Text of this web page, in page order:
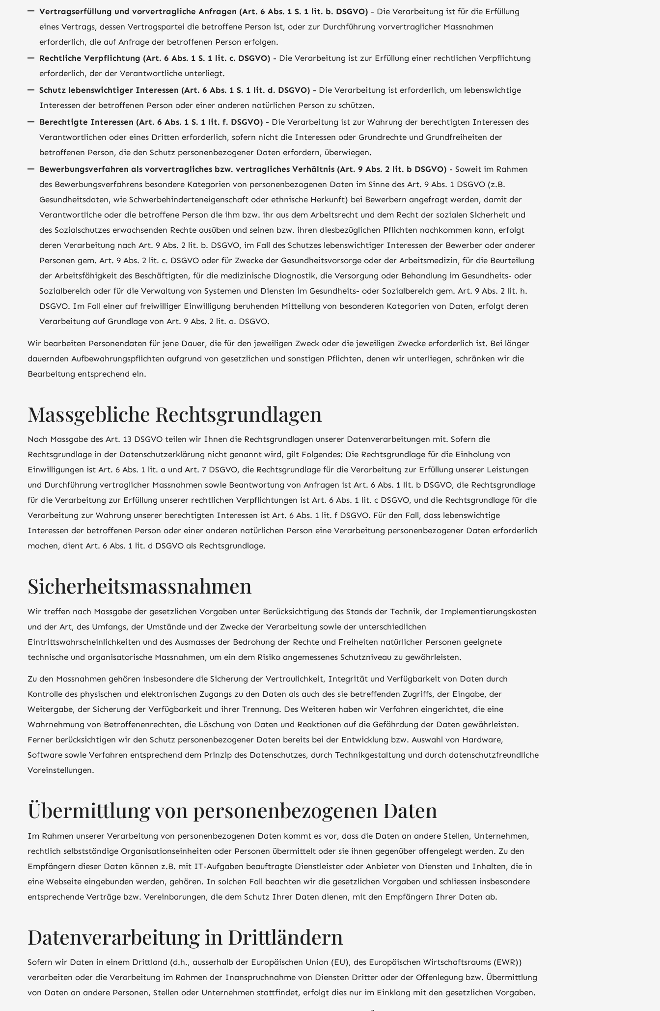
Vertragserfüllung und vorvertragliche Anfragen (Art. 6 Abs. 1 S. 1 lit. b. DSGVO) - Die Verarbeitung ist für die Erfüllung
eines Vertrags, dessen Vertragspartei die betroffene Person ist, oder zur Durchführung vorvertraglicher Massnahmen
erforderlich, die auf Anfrage der betroffenen Person erfolgen.
Rechtliche Verpflichtung (Art. 6 Abs. 1 S. 1 lit. c. DSGVO) - Die Verarbeitung ist zur Erfüllung einer rechtlichen Verpflichtung
erforderlich, der der Verantwortliche unterliegt.
Schutz lebenswichtiger Interessen (Art. 6 Abs. 1 S. 1 lit. d. DSGVO) - Die Verarbeitung ist erforderlich, um lebenswichtige
Interessen der betroffenen Person oder einer anderen natürlichen Person zu schützen.
Berechtigte Interessen (Art. 6 Abs. 1 S. 1 lit. f. DSGVO) - Die Verarbeitung ist zur Wahrung der berechtigten Interessen des
Verantwortlichen oder eines Dritten erforderlich, sofern nicht die Interessen oder Grundrechte und Grundfreiheiten der
betroffenen Person, die den Schutz personenbezogener Daten erfordern, überwiegen.
Bewerbungsverfahren als vorvertragliches bzw. vertragliches Verhältnis (Art. 9 Abs. 2 lit. b DSGVO) - Soweit im Rahmen
des Bewerbungsverfahrens besondere Kategorien von personenbezogenen Daten im Sinne des Art. 9 Abs. 1 DSGVO (z.B.
Gesundheitsdaten, wie Schwerbehinderteneigenschaft oder ethnische Herkunft) bei Bewerbern angefragt werden, damit der
Verantwortliche oder die betroffene Person die ihm bzw. ihr aus dem Arbeitsrecht und dem Recht der sozialen Sicherheit und
des Sozialschutzes erwachsenden Rechte ausüben und seinen bzw. ihren diesbezüglichen Pflichten nachkommen kann, erfolgt
deren Verarbeitung nach Art. 9 Abs. 2 lit. b. DSGVO, im Fall des Schutzes lebenswichtiger Interessen der Bewerber oder anderer
Personen gem. Art. 9 Abs. 2 lit. c. DSGVO oder für Zwecke der Gesundheitsvorsorge oder der Arbeitsmedizin, für die Beurteilung
der Arbeitsfähigkeit des Beschäftigten, für die medizinische Diagnostik, die Versorgung oder Behandlung im Gesundheits- oder
Sozialbereich oder für die Verwaltung von Systemen und Diensten im Gesundheits- oder Sozialbereich gem. Art. 9 Abs. 2 lit. h.
DSGVO. Im Fall einer auf freiwilliger Einwilligung beruhenden Mitteilung von besonderen Kategorien von Daten, erfolgt deren
Verarbeitung auf Grundlage von Art. 9 Abs. 2 lit. a. DSGVO.
Wir bearbeiten Personendaten für jene Dauer, die für den jeweiligen Zweck oder die jeweiligen Zwecke erforderlich ist. Bei länger
dauernden Aufbewahrungspflichten aufgrund von gesetzlichen und sonstigen Pflichten, denen wir unterliegen, schränken wir die
Bearbeitung entsprechend ein.
Massgebliche Rechtsgrundlagen
Nach Massgabe des Art. 13 DSGVO teilen wir Ihnen die Rechtsgrundlagen unserer Datenverarbeitungen mit. Sofern die
Rechtsgrundlage in der Datenschutzerklärung nicht genannt wird, gilt Folgendes: Die Rechtsgrundlage für die Einholung von
Einwilligungen ist Art. 6 Abs. 1 lit. a und Art. 7 DSGVO, die Rechtsgrundlage für die Verarbeitung zur Erfüllung unserer Leistungen
und Durchführung vertraglicher Massnahmen sowie Beantwortung von Anfragen ist Art. 6 Abs. 1 lit. b DSGVO, die Rechtsgrundlage
für die Verarbeitung zur Erfüllung unserer rechtlichen Verpflichtungen ist Art. 6 Abs. 1 lit. c DSGVO, und die Rechtsgrundlage für die
Verarbeitung zur Wahrung unserer berechtigten Interessen ist Art. 6 Abs. 1 lit. f DSGVO. Für den Fall, dass lebenswichtige
Interessen der betroffenen Person oder einer anderen natürlichen Person eine Verarbeitung personenbezogener Daten erforderlich
machen, dient Art. 6 Abs. 1 lit. d DSGVO als Rechtsgrundlage.
Sicherheitsmassnahmen
Wir treffen nach Massgabe der gesetzlichen Vorgaben unter Berücksichtigung des Stands der Technik, der Implementierungskosten
und der Art, des Umfangs, der Umstände und der Zwecke der Verarbeitung sowie der unterschiedlichen
Eintrittswahrscheinlichkeiten und des Ausmasses der Bedrohung der Rechte und Freiheiten natürlicher Personen geeignete
technische und organisatorische Massnahmen, um ein dem Risiko angemessenes Schutzniveau zu gewährleisten.
Zu den Massnahmen gehören insbesondere die Sicherung der Vertraulichkeit, Integrität und Verfügbarkeit von Daten durch
Kontrolle des physischen und elektronischen Zugangs zu den Daten als auch des sie betreffenden Zugriffs, der Eingabe, der
Weitergabe, der Sicherung der Verfügbarkeit und ihrer Trennung. Des Weiteren haben wir Verfahren eingerichtet, die eine
Wahrnehmung von Betroffenenrechten, die Löschung von Daten und Reaktionen auf die Gefährdung der Daten gewährleisten.
Ferner berücksichtigen wir den Schutz personenbezogener Daten bereits bei der Entwicklung bzw. Auswahl von Hardware,
Software sowie Verfahren entsprechend dem Prinzip des Datenschutzes, durch Technikgestaltung und durch datenschutzfreundliche
Voreinstellungen.
Übermittlung von personenbezogenen Daten
Im Rahmen unserer Verarbeitung von personenbezogenen Daten kommt es vor, dass die Daten an andere Stellen, Unternehmen,
rechtlich selbstständige Organisationseinheiten oder Personen übermittelt oder sie ihnen gegenüber offengelegt werden. Zu den
Empfängern dieser Daten können z.B. mit IT-Aufgaben beauftragte Dienstleister oder Anbieter von Diensten und Inhalten, die in
eine Webseite eingebunden werden, gehören. In solchen Fall beachten wir die gesetzlichen Vorgaben und schliessen insbesondere
entsprechende Verträge bzw. Vereinbarungen, die dem Schutz Ihrer Daten dienen, mit den Empfängern Ihrer Daten ab.
Datenverarbeitung in Drittländern
Sofern wir Daten in einem Drittland (d.h., ausserhalb der Europäischen Union (EU), des Europäischen Wirtschaftsraums (EWR))
verarbeiten oder die Verarbeitung im Rahmen der Inanspruchnahme von Diensten Dritter oder der Offenlegung bzw. Übermittlung
von Daten an andere Personen, Stellen oder Unternehmen stattfindet, erfolgt dies nur im Einklang mit den gesetzlichen Vorgaben.